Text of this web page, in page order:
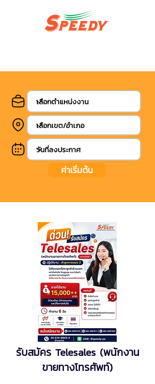
ค่าเริ่มต้น
รับสมัคร Telesales (พนักงาน
ขายทางโทรศัพท์)